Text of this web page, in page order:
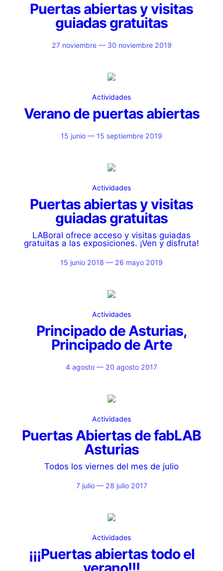
Puertas abiertas y visitas
guiadas gratuitas
27 noviembre — 30 noviembre 2019
Actividades
Verano de puertas abiertas
15 junio — 15 septiembre 2019
Actividades
Puertas abiertas y visitas
guiadas gratuitas
LABoral ofrece acceso y visitas guiadas
gratuitas a las exposiciones. ¡Ven y disfruta!
15 junio 2018 — 26 mayo 2019
Actividades
Principado de Asturias,
Principado de Arte
4 agosto — 20 agosto 2017
Actividades
Puertas Abiertas de fabLAB
Asturias
Todos los viernes del mes de julio
7 julio — 28 julio 2017
Actividades
¡¡¡Puertas abiertas todo el